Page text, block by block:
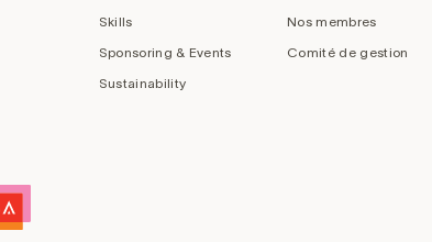
Skills
Sponsoring & Events
Sustainability
Nos membres
Comité de gestion